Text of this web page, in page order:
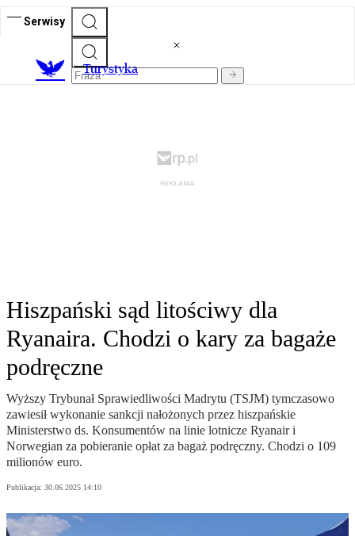
Serwisy
Turystyka
Hiszpański sąd litościwy dla
Ryanaira. Chodzi o kary za bagaże
podręczne
Wyższy Trybunał Sprawiedliwości Madrytu (TSJM) tymczasowo
zawiesił wykonanie sankcji nałożonych przez hiszpańskie
Ministerstwo ds. Konsumentów na linie lotnicze Ryanair i
Norwegian za pobieranie opłat za bagaż podręczny. Chodzi o 109
milionów euro.
Publikacja: 30.06.2025 14:10